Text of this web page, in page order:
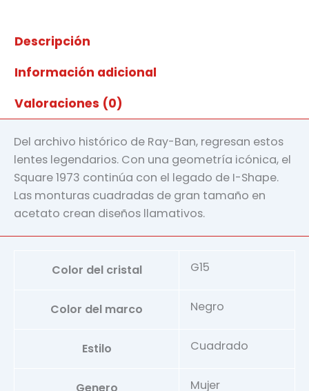
Descripción
Información adicional
Valoraciones (0)
Del archivo histórico de Ray-Ban, regresan estos
lentes legendarios. Con una geometría icónica, el
Square 1973 continúa con el legado de I-Shape.
Las monturas cuadradas de gran tamaño en
acetato crean diseños llamativos.
Color del cristal G15
Color del marco Negro
Estilo Cuadrado
Mujer